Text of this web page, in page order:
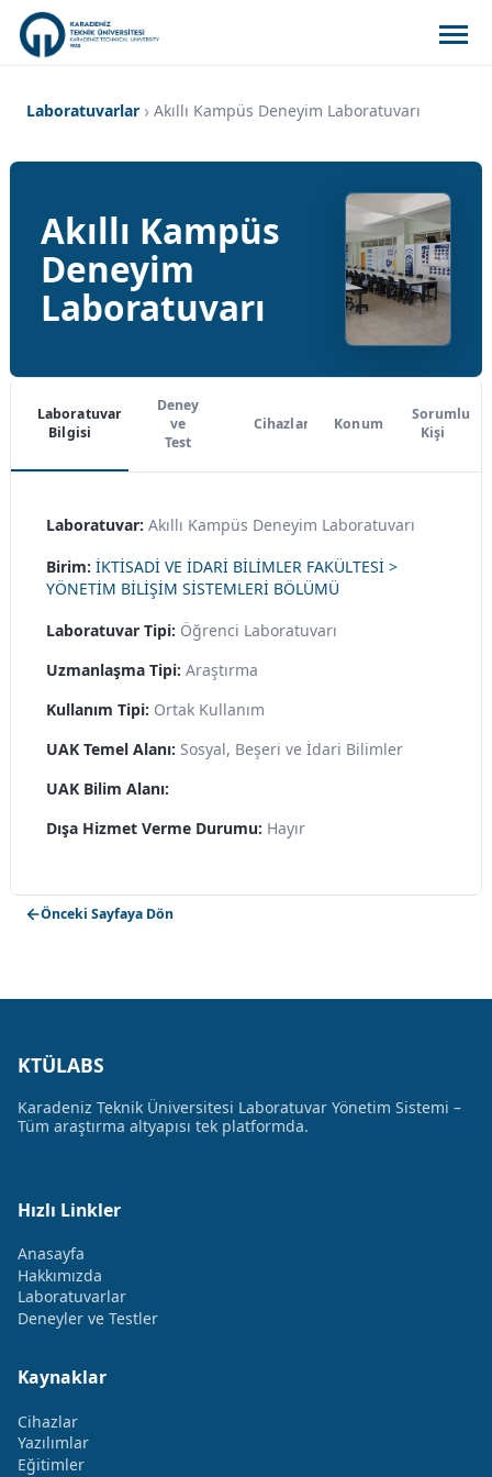
Laboratuvarlar Akıllı Kampüs Deneyim Laboratuvarı
Akıllı Kampüs
Deneyim
Laboratuvarı
Laboratuvar
Bilgisi
Deney
ve
Test
Cihazlar Konum
Sorumlu
Kişi
Laboratuvar: Akıllı Kampüs Deneyim Laboratuvarı
Birim: İKTİSADİ VE İDARİ BİLİMLER FAKÜLTESİ >
YÖNETİM BİLİŞİM SİSTEMLERİ BÖLÜMÜ
Laboratuvar Tipi: Öğrenci Laboratuvarı
Uzmanlaşma Tipi: Araştırma
Kullanım Tipi: Ortak Kullanım
UAK Temel Alanı: Sosyal, Beşeri ve İdari Bilimler
UAK Bilim Alanı:
Dışa Hizmet Verme Durumu: Hayır
Önceki Sayfaya Dön
KTÜLABS
Karadeniz Teknik Üniversitesi Laboratuvar Yönetim Sistemi –
Tüm araştırma altyapısı tek platformda.
Hızlı Linkler
Anasayfa
Hakkımızda
Laboratuvarlar
Deneyler ve Testler
Kaynaklar
Cihazlar
Yazılımlar
Eğitimler